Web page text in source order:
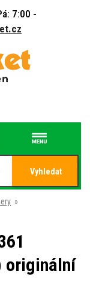
7:00 -
Vyhledat
»
originální